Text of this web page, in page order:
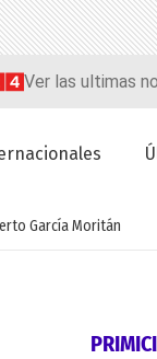
Ver las ultimas
García Moritán